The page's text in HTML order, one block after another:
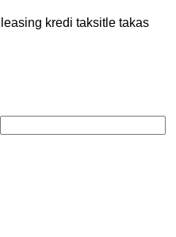
leasing kredi taksitle takas